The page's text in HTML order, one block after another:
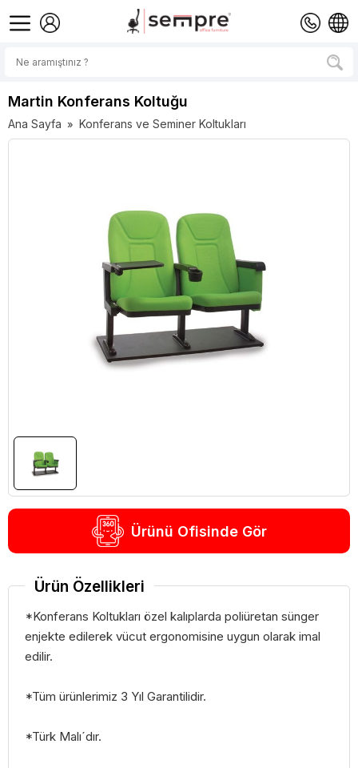
Martin Konferans Koltuğu
Ana Sayfa » Konferans ve Seminer Koltukları
Ürünü Ofisinde Gör
Ürün Özellikleri
*Konferans Koltukları özel kalıplarda poliüretan sünger
enjekte edilerek vücut ergonomisine uygun olarak imal
edilir.
*Tüm ürünlerimiz 3 Yıl Garantilidir.
*Türk Malı´dır.